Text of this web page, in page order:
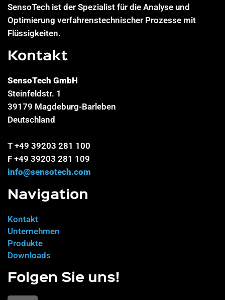
SensoTech ist der Spezialist für die Analyse und
Optimierung verfahrenstechnischer Prozesse mit
Flüssigkeiten.
Kontakt
SensoTech GmbH
Steinfeldstr. 1
39179 Magdeburg-Barleben
Deutschland
T +49 39203 281 100
F +49 39203 281 109
info@sensotech.com
Navigation
Kontakt
Unternehmen
Produkte
Downloads
Folgen Sie uns!